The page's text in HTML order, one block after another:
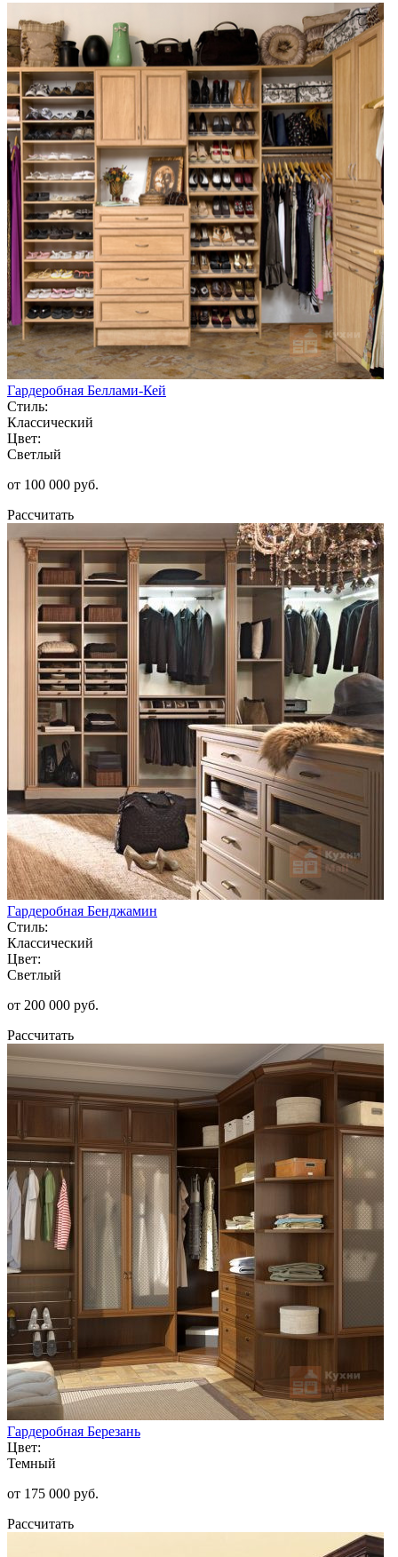
Гардеробная Беллами-Кей
Стиль:
Классический
Цвет:
Светлый
от 100 000 руб.
Рассчитать
Гардеробная Бенджамин
Стиль:
Классический
Цвет:
Светлый
от 200 000 руб.
Рассчитать
Гардеробная Березань
Цвет:
Темный
от 175 000 руб.
Рассчитать